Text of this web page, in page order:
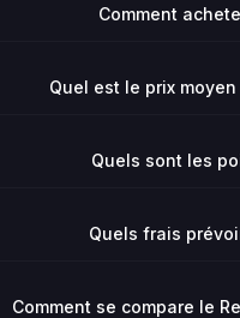
Comment
Quel est le prix
Quels sont les
Quels frais
Comment se compare le